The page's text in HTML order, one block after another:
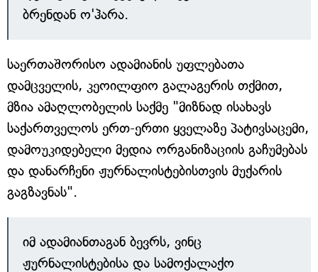
ბრენდან ო'ჰარა.
საერთაშორისო ადამიანის უფლებათა
დამცველის, კეოილფიო გალაგერის თქმით,
მზია ამაღლობელის საქმე "მიზნად ისახავს
საქართველოს ერთ-ერთი ყველაზე პატივსაცემი,
დამოუკიდებელი მედია ორგანიზაციის გაჩუმებას
და დანარჩენი ჟურნალისტებისთვის მუქარის
გაგზავნას".
იმ ადამიანთაგან ბევრს, ვინც
ჟურნალისტებისა და სამოქალაქო